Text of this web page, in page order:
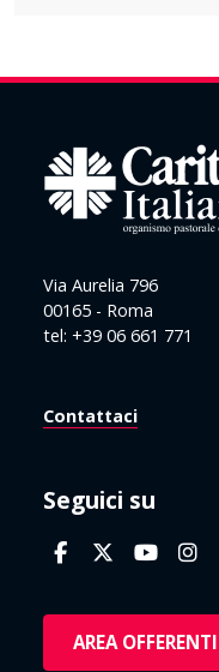
Via Aurelia 796
00165 - Roma
tel: +39 06 661 771
Contattaci
Seguici su
AREA OFFERENTI